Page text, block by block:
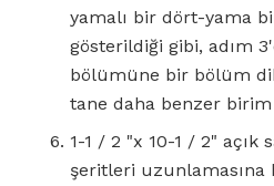
yamalı bir dört-yama
gösterildiği gibi, adım
bölümüne bir bölüm
tane daha benzer birim
1-1 / 2 "x 10-1 / 2" açık
şeritleri uzunlamasına